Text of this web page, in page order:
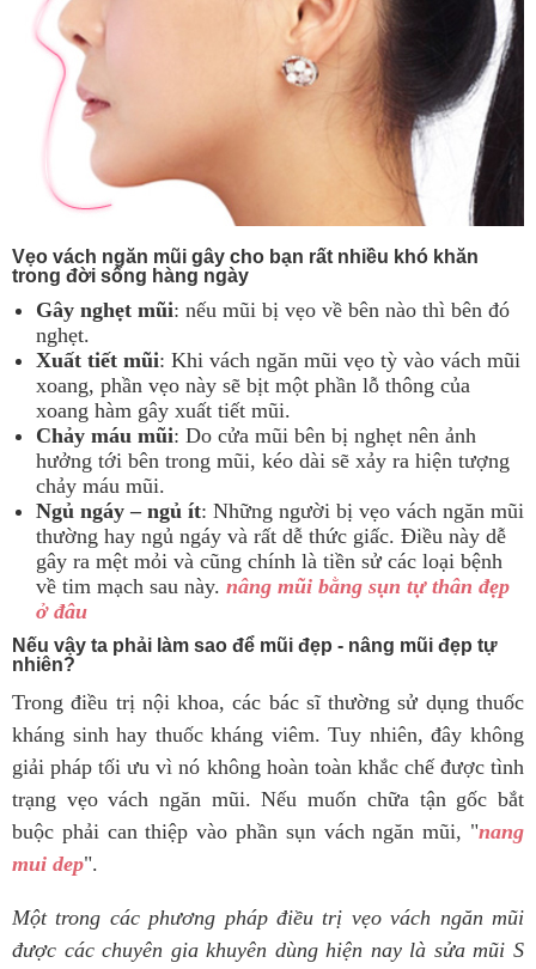
Vẹo vách ngăn mũi gây cho bạn rất nhiều khó khăn
trong đời sống hàng ngày
Gây nghẹt mũi: nếu mũi bị vẹo về bên nào thì bên đó
nghẹt.
Xuất tiết mũi: Khi vách ngăn mũi vẹo tỳ vào vách mũi
xoang, phần vẹo này sẽ bịt một phần lỗ thông của
xoang hàm gây xuất tiết mũi.
Chảy máu mũi: Do cửa mũi bên bị nghẹt nên ảnh
hưởng tới bên trong mũi, kéo dài sẽ xảy ra hiện tượng
chảy máu mũi.
Ngủ ngáy – ngủ ít: Những người bị vẹo vách ngăn mũi
thường hay ngủ ngáy và rất dễ thức giấc. Điều này dễ
gây ra mệt mỏi và cũng chính là tiền sử các loại bệnh
về tim mạch sau này. nâng mũi bằng sụn tự thân đẹp
ở đâu
Nếu vậy ta phải làm sao để mũi đẹp - nâng mũi đẹp tự
nhiên?
Trong điều trị nội khoa, các bác sĩ thường sử dụng thuốc
kháng sinh hay thuốc kháng viêm. Tuy nhiên, đây không
giải pháp tối ưu vì nó không hoàn toàn khắc chế được tình
trạng vẹo vách ngăn mũi. Nếu muốn chữa tận gốc bắt
buộc phải can thiệp vào phần sụn vách ngăn mũi, "nang
mui dep".
Một trong các phương pháp điều trị vẹo vách ngăn mũi
được các chuyên gia khuyên dùng hiện nay là sửa mũi S